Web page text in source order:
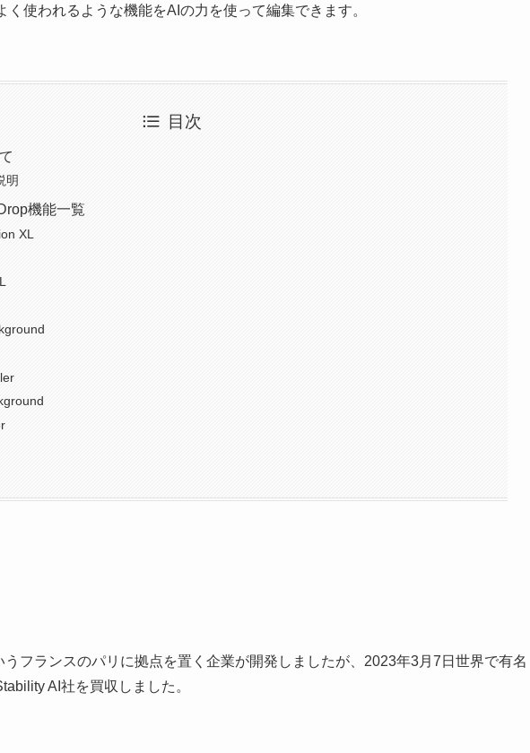
使われるような機能をAIの力を使って編集できます。
目次
明
機能一覧
XL
フランスのパリに拠点を置く企業が開発しましたが、2023年3月7日世界で有名
AI社を買収しました。